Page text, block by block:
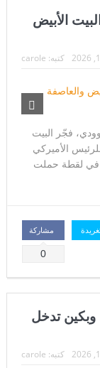
من البيت الأبيض
كتبه: carole
فجّر البيت
الأميركي
بهيئة العميل السري الشهير “007”، في لقطة حملت
مشاركة
0
تدخل
كتبه: carole